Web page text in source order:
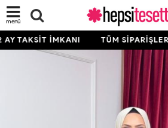
menü
TAKSİT İMKANI TÜM